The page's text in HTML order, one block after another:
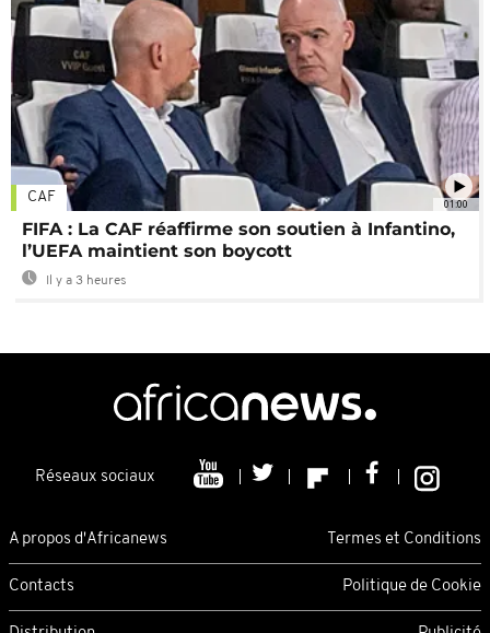
01:00
CAF
FIFA : La CAF réaffirme son soutien à Infantino,
l’UEFA maintient son boycott
Il y a 3 heures
Réseaux sociaux
A propos d'Africanews Termes et Conditions
Contacts Politique de Cookie